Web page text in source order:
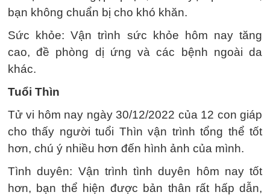
bạn không chuẩn bị cho khó khăn.
Sức khỏe: Vận trình sức khỏe hôm nay tăng
cao, đề phòng dị ứng và các bệnh ngoài da
khác.
Tuổi Thìn
Tử vi hôm nay ngày 30/12/2022 của 12 con giáp
cho thấy người tuổi Thìn vận trình tổng thể tốt
hơn, chú ý nhiều hơn đến hình ảnh của mình.
Tình duyên: Vận trình tình duyên hôm nay tốt
hơn, bạn thể hiện được bản thân rất hấp dẫn,